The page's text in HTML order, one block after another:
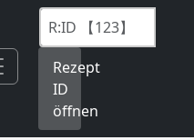
Rezept
ID
öffnen